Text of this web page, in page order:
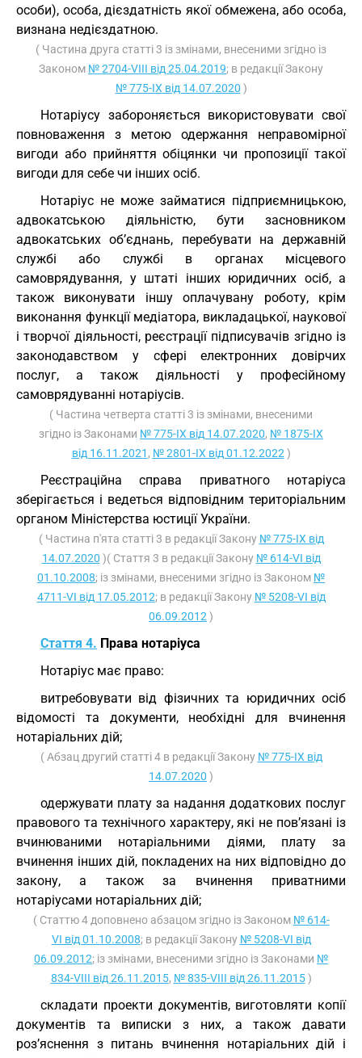
особи), особа, дієздатність якої обмежена, або особа,
визнана недієздатною.
( Частина друга статті 3 із змінами, внесеними згідно із
Законом № 2704-VIII від 25.04.2019; в редакції Закону
№ 775-IX від 14.07.2020 )
Нотаріусу забороняється використовувати свої
повноваження з метою одержання неправомірної
вигоди або прийняття обіцянки чи пропозиції такої
вигоди для себе чи інших осіб.
Нотаріус не може займатися підприємницькою,
адвокатською діяльністю, бути засновником
адвокатських об’єднань, перебувати на державній
службі або службі в органах місцевого
самоврядування, у штаті інших юридичних осіб, а
також виконувати іншу оплачувану роботу, крім
виконання функції медіатора, викладацької, наукової
і творчої діяльності, реєстрації підписувачів згідно із
законодавством у сфері електронних довірчих
послуг, а також діяльності у професійному
самоврядуванні нотаріусів.
( Частина четверта статті 3 із змінами, внесеними
згідно із Законами № 775-IX від 14.07.2020, № 1875-IX
від 16.11.2021 , № 2801-IX від 01.12.2022 )
Реєстраційна справа приватного нотаріуса
зберігається і ведеться відповідним територіальним
органом Міністерства юстиції України.
( Частина п'ята статті 3 в редакції Закону № 775-IX від
14.07.2020 )( Стаття 3 в редакції Закону № 614-VI від
01.10.2008; із змінами, внесеними згідно із Законом №
4711-VI від 17.05.2012; в редакції Закону № 5208-VI від
06.09.2012 )
Стаття 4. Права нотаріуса
Нотаріус має право:
витребовувати від фізичних та юридичних осіб
відомості та документи, необхідні для вчинення
нотаріальних дій;
( Абзац другий статті 4 в редакції Закону № 775-IX від
14.07.2020 )
одержувати плату за надання додаткових послуг
правового та технічного характеру, які не пов’язані із
вчинюваними нотаріальними діями, плату за
вчинення інших дій, покладених на них відповідно до
закону, а також за вчинення приватними
нотаріусами нотаріальних дій;
( Статтю 4 доповнено абзацом згідно із Законом № 614-
VI від 01.10.2008; в редакції Закону № 5208-VI від
06.09.2012; із змінами, внесеними згідно із Законами №
834-VIII від 26.11.2015, № 835-VIII від 26.11.2015)
складати проекти документів, виготовляти копії
документів та виписки з них, а також давати
роз’яснення з питань вчинення нотаріальних дій і